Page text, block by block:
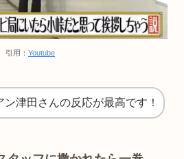
引用： Youtube
ン津田さんの反応が最高です！